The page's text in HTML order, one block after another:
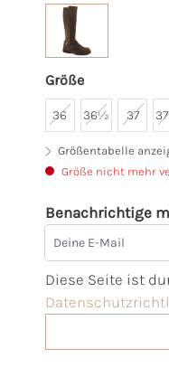
Größe
36 36½ 37
Größentabelle
Größe nicht mehr
Benachrichtige
Deine E-Mail
Diese Seite ist